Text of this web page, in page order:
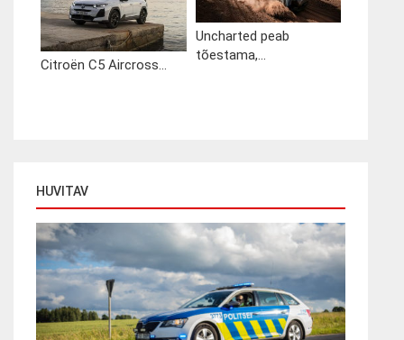
Citroën C5 Aircross...
Uncharted peab
tõestama,...
HUVITAV